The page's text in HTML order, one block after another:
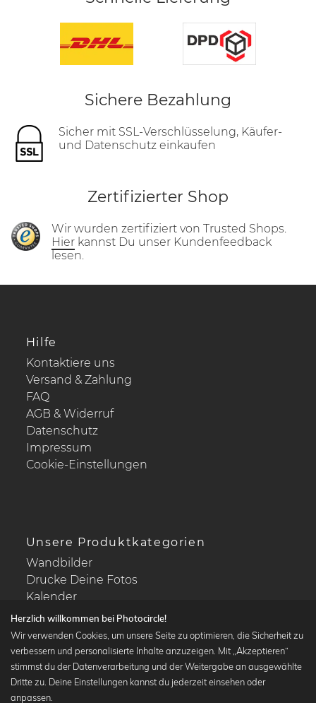
Sichere Bezahlung
Sicher mit SSL-Verschlüsselung, Käufer-
und Datenschutz einkaufen
Zertifizierter Shop
Wir wurden zertifiziert von Trusted Shops.
Hier kannst Du unser Kundenfeedback
lesen.
Hilfe
Kontaktiere uns
Versand & Zahlung
FAQ
AGB & Widerruf
Datenschutz
Impressum
Cookie-Einstellungen
Unsere Produktkategorien
Wandbilder
Drucke Deine Fotos
Kalender
Beliebte Kollektionen
Wandbilder in schwarz-weiß
Herzlich willkommen bei Photocircle!
Wir verwenden Cookies, um unsere Seite zu optimieren, die Sicherheit zu
verbessern und personalisierte Inhalte anzuzeigen. Mit „Akzeptieren“
stimmst du der Datenverarbeitung und der Weitergabe an ausgewählte
Dritte zu. Deine Einstellungen kannst du jederzeit einsehen oder
anpassen.